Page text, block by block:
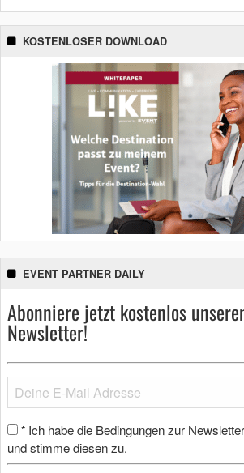
KOSTENLOSER DOWNLOAD
EVENT PARTNER DAILY
Abonniere jetzt kostenlos
Newsletter!
* Ich habe die Bedingungen zur
und stimme diesen zu.